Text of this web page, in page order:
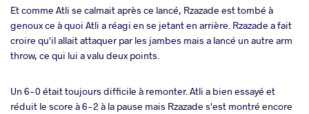
Et comme Atli se calmait après ce lancé, Rzazade est tombé à
genoux ce à quoi Atli a réagi en se jetant en arrière. Rzazade a fait
croire qu'il allait attaquer par les jambes mais a lancé un autre arm
throw, ce qui lui a valu deux points.
Un 6-0 était toujours difficile à remonter. Atli a bien essayé et
réduit le score à 6-2 à la pause mais Rzazade s'est montré encore